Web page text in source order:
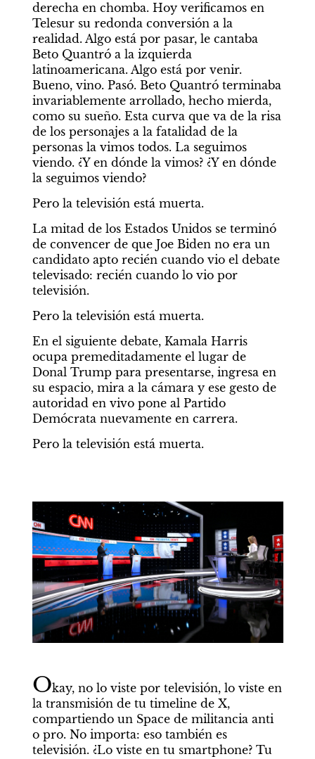
derecha en chomba. Hoy verificamos en
Telesur su redonda conversión a la
realidad. Algo está por pasar, le cantaba
Beto Quantró a la izquierda
latinoamericana. Algo está por venir.
Bueno, vino. Pasó. Beto Quantró terminaba
invariablemente arrollado, hecho mierda,
como su sueño. Esta curva que va de la risa
de los personajes a la fatalidad de la
personas la vimos todos. La seguimos
viendo. ¿Y en dónde la vimos? ¿Y en dónde
la seguimos viendo?
Pero la televisión está muerta.
La mitad de los Estados Unidos se terminó
de convencer de que Joe Biden no era un
candidato apto recién cuando vio el debate
televisado: recién cuando lo vio por
televisión.
Pero la televisión está muerta.
En el siguiente debate, Kamala Harris
ocupa premeditadamente el lugar de
Donal Trump para presentarse, ingresa en
su espacio, mira a la cámara y ese gesto de
autoridad en vivo pone al Partido
Demócrata nuevamente en carrera.
Pero la televisión está muerta.
Okay, no lo viste por televisión, lo viste en
la transmisión de tu timeline de X,
compartiendo un Space de militancia anti
o pro. No importa: eso también es
televisión. ¿Lo viste en tu smartphone? Tu